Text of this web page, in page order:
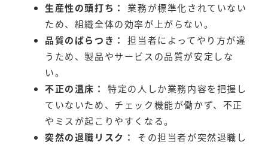
生産性の頭打ち：
業務が標準化されていない
ため、組織全体の効率が上がらない。
品質のばらつき：
担当者によってやり方が違
うため、製品やサービスの品質が安定しな
い。
不正の温床：
特定の人しか業務内容を把握し
ていないため、チェック機能が働かず、不正
やミスが起こりやすくなる。
突然の退職リスク：
その担当者が突然退職し